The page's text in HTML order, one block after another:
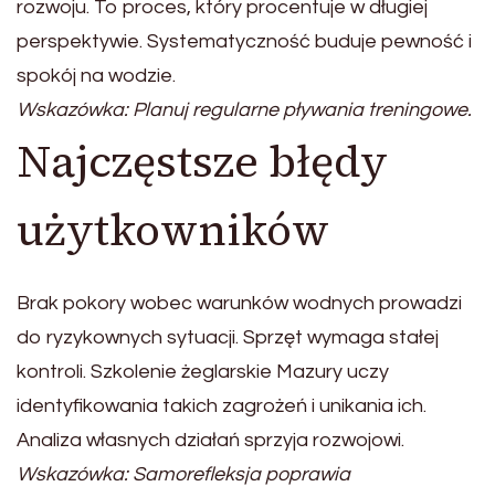
rozwoju. To proces, który procentuje w długiej
perspektywie. Systematyczność buduje pewność i
spokój na wodzie.
Wskazówka: Planuj regularne pływania treningowe.
Najczęstsze błędy
użytkowników
Brak pokory wobec warunków wodnych prowadzi
do ryzykownych sytuacji. Sprzęt wymaga stałej
kontroli. Szkolenie żeglarskie Mazury uczy
identyfikowania takich zagrożeń i unikania ich.
Analiza własnych działań sprzyja rozwojowi.
Wskazówka: Samorefleksja poprawia